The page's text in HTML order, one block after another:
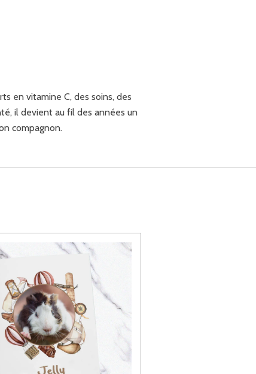
en vitamine C, des soins, des
il devient au fil des années un
compagnon.